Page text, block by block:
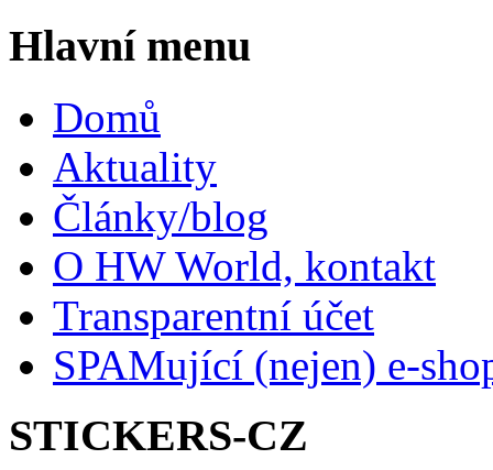
Hlavní menu
Domů
Aktuality
Články/blog
O HW World, kontakt
Transparentní účet
SPAMující (nejen) e-
STICKERS-CZ